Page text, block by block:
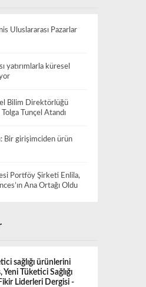
Uluslararası Pazarlar
yatırımlarla küresel
Bilim Direktörlüğü
Tunçel Atandı
Bir girişimciden ürün
Portföy Şirketi Enlila,
Ana Ortağı Oldu
sağlığı ürünlerini
Yeni Tüketici Sağlığı
Liderleri Dergisi -